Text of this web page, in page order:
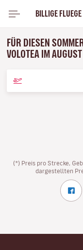
BILLIGE FLUEGE
FÜR DIESEN
VOLOTEA IM
(*) Preis pro Strecke,
dargestellten